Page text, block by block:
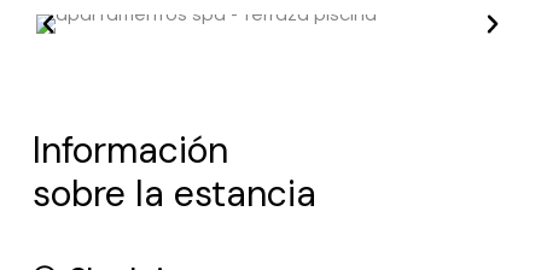
Información
sobre la estancia